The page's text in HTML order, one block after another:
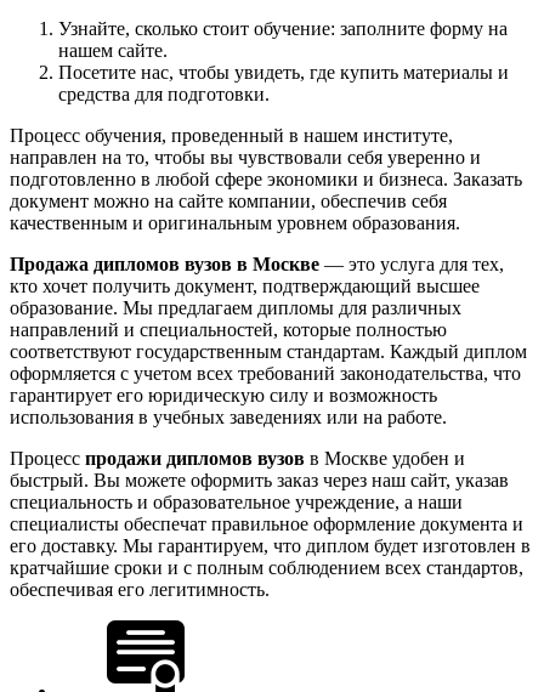
Узнайте, сколько стоит обучение: заполните форму на
нашем сайте.
Посетите нас, чтобы увидеть, где купить материалы и
средства для подготовки.
Процесс обучения, проведенный в нашем институте,
направлен на то, чтобы вы чувствовали себя уверенно и
подготовленно в любой сфере экономики и бизнеса. Заказать
документ можно на сайте компании, обеспечив себя
качественным и оригинальным уровнем образования.
Продажа дипломов вузов в Москве — это услуга для тех,
кто хочет получить документ, подтверждающий высшее
образование. Мы предлагаем дипломы для различных
направлений и специальностей, которые полностью
соответствуют государственным стандартам. Каждый диплом
оформляется с учетом всех требований законодательства, что
гарантирует его юридическую силу и возможность
использования в учебных заведениях или на работе.
Процесс продажи дипломов вузов в Москве удобен и
быстрый. Вы можете оформить заказ через наш сайт, указав
специальность и образовательное учреждение, а наши
специалисты обеспечат правильное оформление документа и
его доставку. Мы гарантируем, что диплом будет изготовлен в
кратчайшие сроки и с полным соблюдением всех стандартов,
обеспечивая его легитимность.